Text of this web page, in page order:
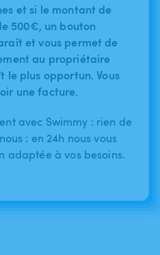
et si le montant de
500€, un bouton
et vous permet de
au propriétaire
le plus opportun. Vous
une facture.
avec Swimmy : rien de
: en 24h nous vous
adaptée à vos besoins.